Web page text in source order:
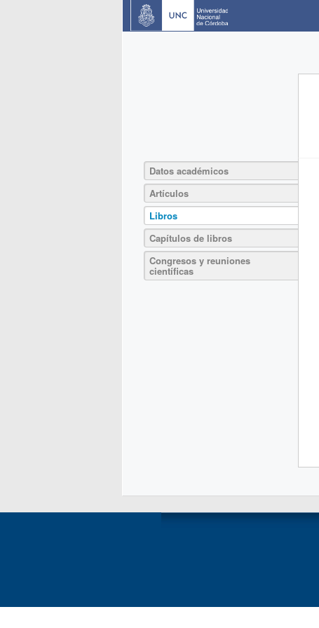
Datos académicos
Artículos
Libros
Capítulos de libros
Congresos y reuniones
científicas